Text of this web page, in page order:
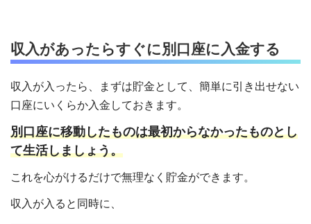
収入があったらすぐに別口座に入金する
収入が入ったら、まずは貯金として、簡単に引き出せない
口座にいくらか入金しておきます。
別口座に移動したものは最初からなかったものとし
て生活しましょう。
これを心がけるだけで無理なく貯金ができます。
収入が入ると同時に、